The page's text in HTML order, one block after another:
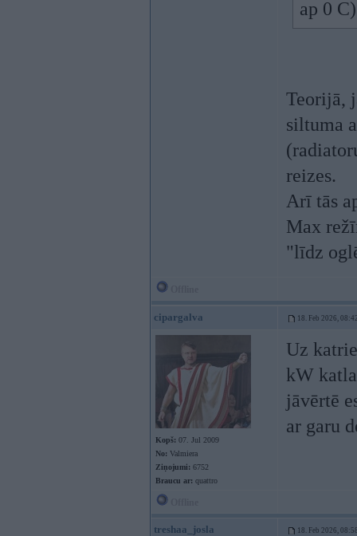
ap 0
Teorijā,
siltuma
reizes.
Arī tās
Max
"līdz
cipargalva 18. Feb 2026,
Kopš: 07. Jul 2009
No: Valmiera
Ziņojumi: 6752
Braucu ar: quattro
Uz
kW
jāvērtē
ar garu
treshaa_josla 18. Feb 2026,